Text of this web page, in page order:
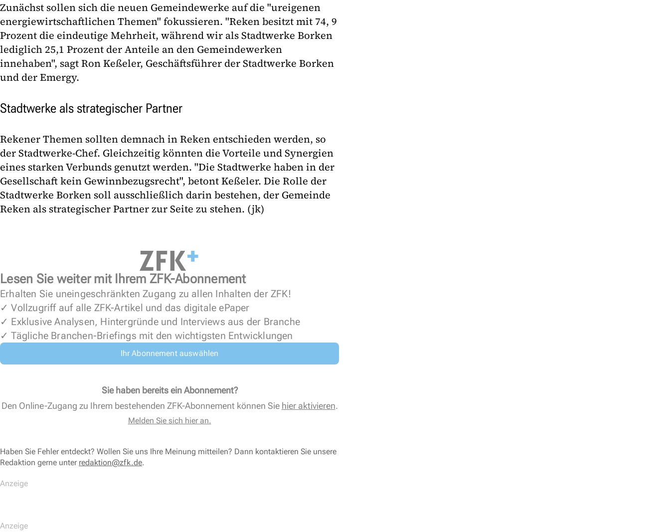
Zunächst sollen sich die neuen Gemeindewerke auf die "ureigenen
energiewirtschaftlichen Themen" fokussieren. "Reken besitzt mit 74, 9
Prozent die eindeutige Mehrheit, während wir als Stadtwerke Borken
lediglich 25,1 Prozent der Anteile an den Gemeindewerken
innehaben", sagt Ron Keßeler, Geschäftsführer der Stadtwerke Borken
und der Emergy.
Stadtwerke als strategischer Partner
Rekener Themen sollten demnach in Reken entschieden werden, so
der Stadtwerke-Chef. Gleichzeitig könnten die Vorteile und Synergien
eines starken Verbunds genutzt werden. "Die Stadtwerke haben in der
Gesellschaft kein Gewinnbezugsrecht", betont Keßeler. Die Rolle der
Stadtwerke Borken soll ausschließlich darin bestehen, der Gemeinde
Reken als strategischer Partner zur Seite zu stehen. (jk)
Lesen Sie weiter mit Ihrem ZFK-Abonnement
Erhalten Sie uneingeschränkten Zugang zu allen Inhalten der ZFK!
✓ Vollzugriff auf alle ZFK-Artikel und das digitale ePaper
✓ Exklusive Analysen, Hintergründe und Interviews aus der Branche
✓ Tägliche Branchen-Briefings mit den wichtigsten Entwicklungen
Ihr Abonnement auswählen
Sie haben bereits ein Abonnement?
Den Online-Zugang zu Ihrem bestehenden ZFK-Abonnement können Sie hier aktivieren.
Melden Sie sich hier an.
Haben Sie Fehler entdeckt? Wollen Sie uns Ihre Meinung mitteilen? Dann kontaktieren Sie unsere
Redaktion gerne unter redaktion@zfk.de.